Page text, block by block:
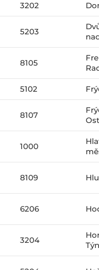
3202
5203
8105
5102
8107
1000
8109
6206
3204
Týn